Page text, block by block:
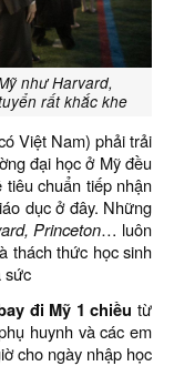
như Harvard,
rất khắc khe
Việt Nam) phải trải
đại học ở Mỹ đều
chuẩn tiếp nhận
dục ở đây. Những
Princeton… luôn
thách thức học sinh
sức
đi Mỹ 1 chiều từ
huynh và các em
cho ngày nhập học